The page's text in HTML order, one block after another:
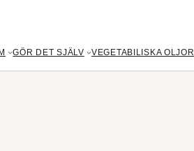
GÖR DET SJÄLV VEGETABILISKA OLJOR